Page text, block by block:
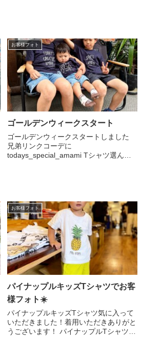
お客様フォト
ゴールデンウィークスタート
ゴールデンウィークスタートしました
兄弟リンクコーデに
todays_special_amami Tシャツ選んで
お客様フォト
パイナップルキッズTシャツでお客
様フォト☀️
パイナップルキッズTシャツ気に入って
いただきました！着用いただきありがと
うございます！ パイナップルTシャツで